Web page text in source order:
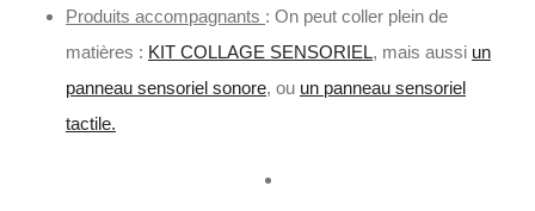
Produits accompagnants : On peut coller plein de
matières : KIT COLLAGE SENSORIEL, mais aussi un
panneau sensoriel sonore, ou un panneau sensoriel
tactile.